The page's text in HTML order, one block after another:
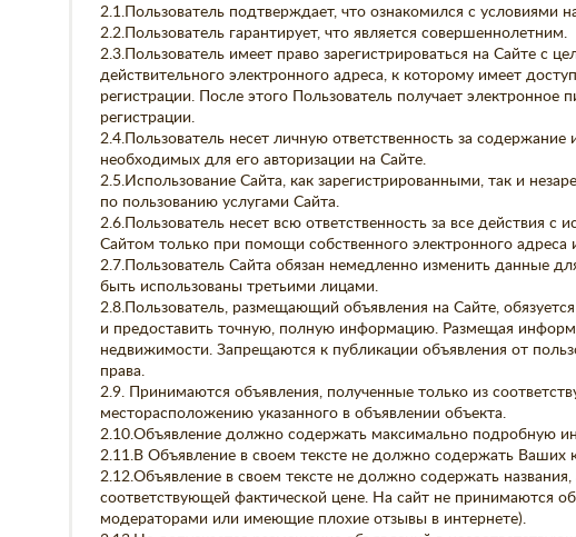
2.1.Пользователь подтверждает, что ознакомился с условиями
2.2.Пользователь гарантирует, что является совершеннолетним.
2.3.Пользователь имеет право зарегистрироваться на Сайте с
действительного электронного адреса, к которому имеет
регистрации. После этого Пользователь получает
регистрации.
2.4.Пользователь несет личную ответственность за
необходимых для его авторизации на Сайте.
2.5.Использование Сайта, как зарегистрированными, так и
по пользованию услугами Сайта.
2.6.Пользователь несет всю ответственность за все действия
Сайтом только при помощи собственного электронного адреса
2.7.Пользователь Сайта обязан немедленно изменить данные
быть использованы третьими лицами.
2.8.Пользователь, размещающий объявления на Сайте,
и предоставить точную, полную информацию. Размещая
недвижимости. Запрещаются к публикации объявления от
права.
2.9. Принимаются объявления, полученные только из
месторасположению указанного в объявлении объекта.
2.10.Объявление должно содержать максимально подробную
2.11.В Объявление в своем тексте не должно содержать Ваших
2.12.Объявление в своем тексте не должно содержать
соответствующей фактической цене. На сайт не принимаются
модераторами или имеющие плохие отзывы в интернете).